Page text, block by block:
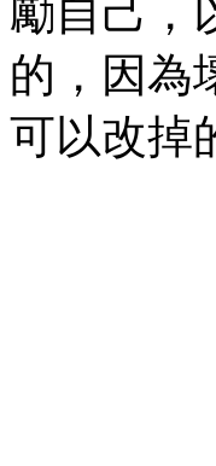
勵自己，
的，因為
可以改掉